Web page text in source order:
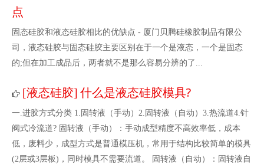
点
固态硅胶和液态硅胶相比的优缺点 - 厦门贝腾硅橡胶制品有限公
司，液态硅胶与固态硅胶主要区别在于一个是液态，一个是固态
的;但在加工成品后，两者就不是那么容易分辨的了...
[液态硅胶] 什么是液态硅胶模具?
一.进胶方式分类 1.固转液（手动）2.固转液（自动）3.热流道4.针
阀式冷流道? 固转液（手动）：手动成型精度不高效率低，成本
低，废料少，成型方式是普通模压机，常用于结构比较简单的模具
(2层或3层板)，同时模具不需要流道。 固转液（自动）：固转液自